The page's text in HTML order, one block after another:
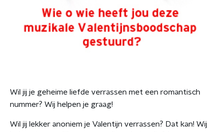
Wil jij je geheime liefde verrassen met een romantisch
nummer? Wij helpen je graag!
Wil jij lekker anoniem je Valentijn verrassen? Dat kan! Wij